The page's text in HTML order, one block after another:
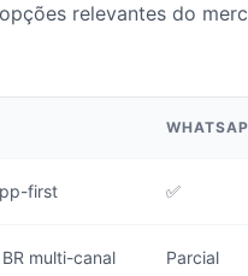
relevantes do
first ✅
multi-canal Parcial